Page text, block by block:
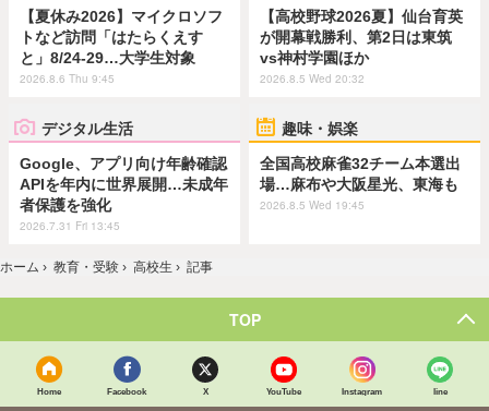
【夏休み2026】マイクロソフ
トなど訪問「はたらくえす
と」8/24-29…大学生対象
2026.8.6 Thu 9:45
【高校野球2026夏】仙台育英
が開幕戦勝利、第2日は東筑
vs神村学園ほか
2026.8.5 Wed 20:32
デジタル生活
Google、アプリ向け年齢確認
APIを年内に世界展開…未成年
者保護を強化
2026.7.31 Fri 13:45
趣味・娯楽
全国高校麻雀32チーム本選出
場…麻布や大阪星光、東海も
2026.8.5 Wed 19:45
ホーム › 教育・受験 › 高校生 › 記事
TOP
Home Facebook X YouTube Instagram line